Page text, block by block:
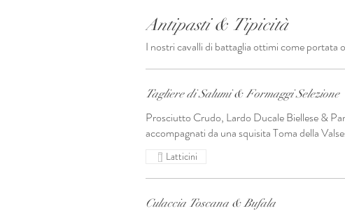
Antipasti & Tipicità
I nostri cavalli di battaglia ottimi come portata
Tagliere di Salumi & Formaggi
Prosciutto Crudo, Lardo Ducale Biellese &
accompagnati da una squisita Toma della
Latticini
Culaccia Toscana & Bufala